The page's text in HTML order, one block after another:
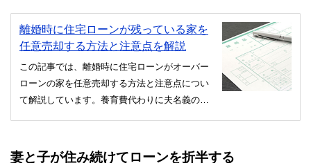
離婚時に住宅ローンが残っている家を
任意売却する方法と注意点を解説
この記事では、離婚時に住宅ローンがオーバー
ローンの家を任意売却する方法と注意点につい
て解説しています。養育費代わりに夫名義の家
妻と子が住み続けてローンを折半する